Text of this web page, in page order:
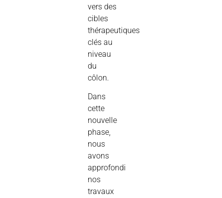
vers des
cibles
thérapeutiques
clés au
niveau
du
côlon.
Dans
cette
nouvelle
phase,
nous
avons
approfondi
nos
travaux